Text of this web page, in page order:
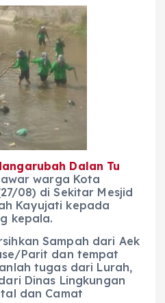
Dalan Tu
warga Kota
08) di Sekitar Mesjid
Kayujati kepada
kepala.
Sampah dari Aek
Parit dan tempat
tugas dari Lurah,
Dinas Lingkungan
dan Camat